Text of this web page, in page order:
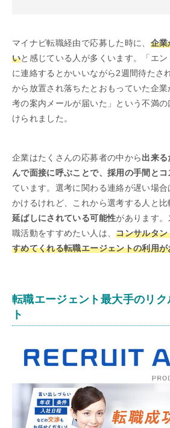
マイナビ転職経由で応募した時に、 企業
いと感じている人が多くいます。「エ
に連絡するとかいいながら2週間待たさ
から放置され落ちたとおもっていた企
考の案内メールが届いた」という不満
けられました。
企業はたくさんの応募者の中から出来る
んで面接に呼ぶことで、採用の手間と
ています。選考に関わる連絡が遅い場
かけるけれど、これから選考する人と
延ばしにされている可能性があります
職活動をすすめたい人は、コンサルタ
すめてくれる転職エージェントの利用が
転職エージェント最大手のリ
ト